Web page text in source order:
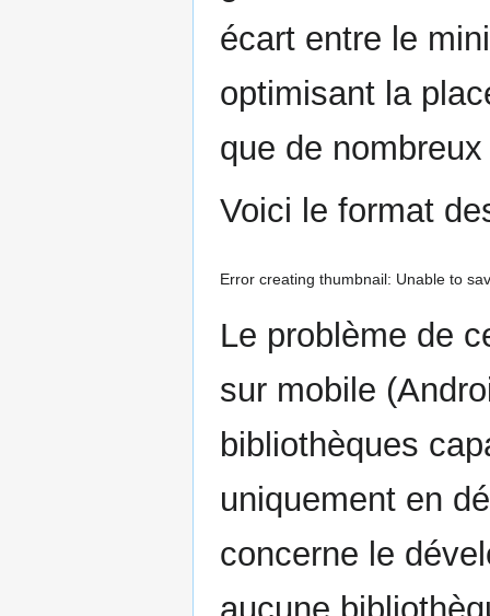
écart entre le
optimisant la
que de
Voici le format
Error creating thumbnail: Unable to
Le problème de
sur mobile
bibliothèques
uniquement en
concerne le